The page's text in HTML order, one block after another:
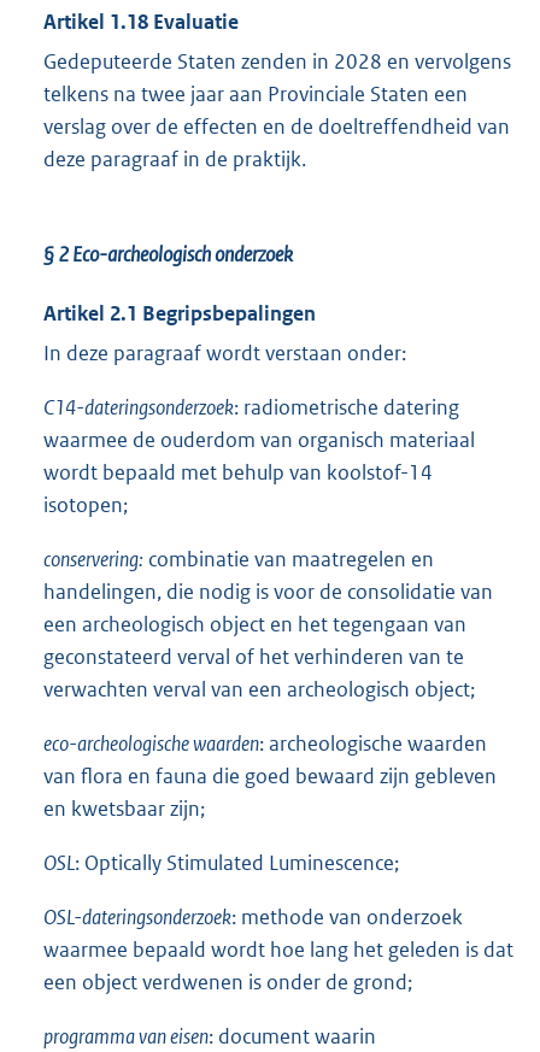
Artikel 1.18 Evaluatie
Gedeputeerde Staten zenden in 2028 en vervolgens
telkens na twee jaar aan Provinciale Staten een
verslag over de effecten en de doeltreffendheid van
deze paragraaf in de praktijk.
§ 2Eco-archeologisch onderzoek
Artikel 2.1 Begripsbepalingen
In deze paragraaf wordt verstaan onder:
C14-dateringsonderzoek: radiometrische datering
waarmee de ouderdom van organisch materiaal
wordt bepaald met behulp van koolstof-14
isotopen;
conservering: combinatie van maatregelen en
handelingen, die nodig is voor de consolidatie van
een archeologisch object en het tegengaan van
geconstateerd verval of het verhinderen van te
verwachten verval van een archeologisch object;
eco-archeologische waarden: archeologische waarden
van flora en fauna die goed bewaard zijn gebleven
en kwetsbaar zijn;
OSL: Optically Stimulated Luminescence;
OSL-dateringsonderzoek: methode van onderzoek
waarmee bepaald wordt hoe lang het geleden is dat
een object verdwenen is onder de grond;
programma van eisen: document waarin